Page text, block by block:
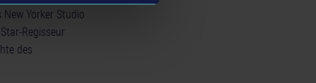
Yorker Studio
Regisseur
des